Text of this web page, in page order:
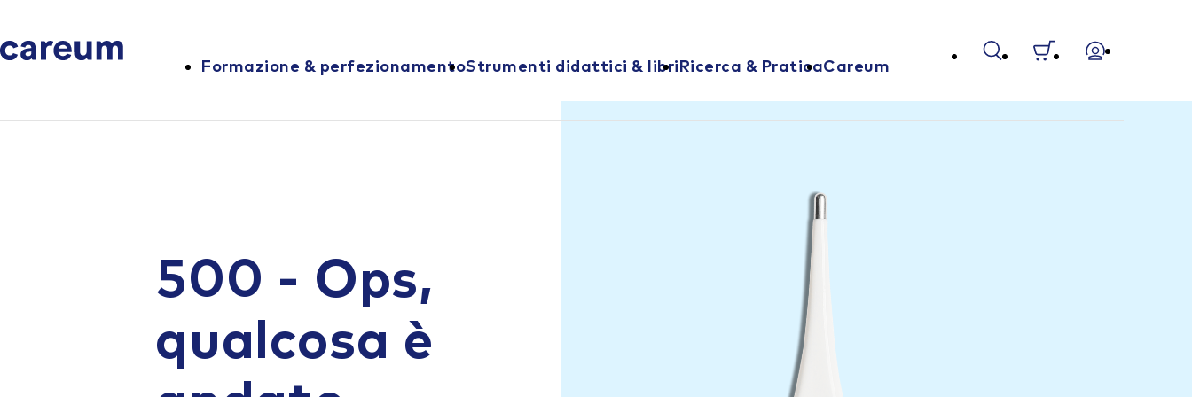
Formazione & perfezionamentoStrumenti didattici & libri Ricerca & PraticaCareum
500 - Ops,
qualcosa è